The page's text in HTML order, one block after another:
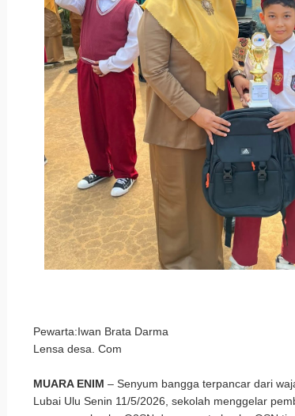
Pewarta:Iwan Brata Darma
Lensa desa. Com
MUARA ENIM – Senyum bangga terpancar dari
Lubai Ulu Senin 11/5/2026, sekolah menggelar